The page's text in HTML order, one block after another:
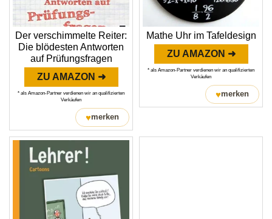
Der verschimmelte Reiter:
Die blödesten Antworten
auf Prüfungsfragen
ZU AMAZON ➜
* als Amazon-Partner verdienen wir an qualifizierten
Verkäufen
♥merken
Mathe Uhr im Tafeldesign
ZU AMAZON ➜
* als Amazon-Partner verdienen wir an qualifizierten
Verkäufen
♥merken